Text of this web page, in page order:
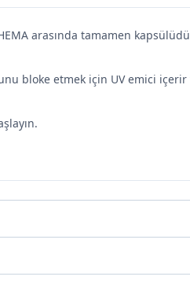
arasında tamamen
bloke etmek için UV emici içerir